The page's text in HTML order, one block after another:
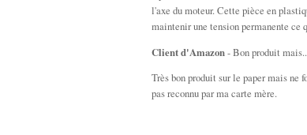
l'axe du moteur. Cette pièce en
maintenir une tension permanente ce
Client d'Amazon- Bon produit
Très bon produit sur le paper mais
pas reconnu par ma carte mère.